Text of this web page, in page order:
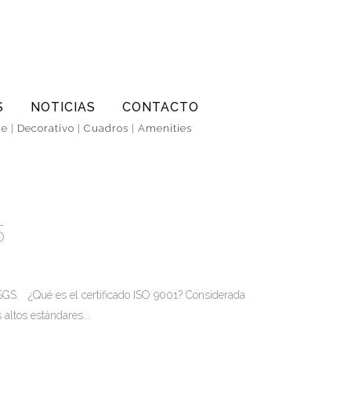
NOTICIAS CONTACTO
Decorativo Cuadros Amenities
¿Qué es el certificado ISO 9001? Considerada
estándares...